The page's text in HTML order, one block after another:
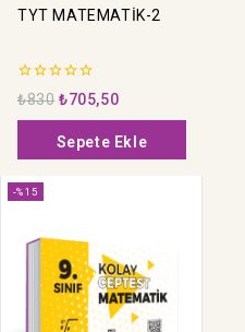
TYT MATEMATİK-2
0
5
üzerinden
₺830 ₺705,50
Sepete Ekle
-%15